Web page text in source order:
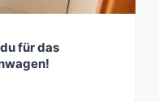
für das